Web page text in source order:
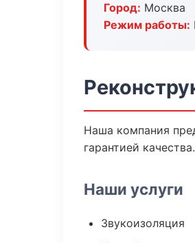
Город: Москва
Режим работы:
Наша компания
гарантией качества.
Наши услуги
Звукоизоляция